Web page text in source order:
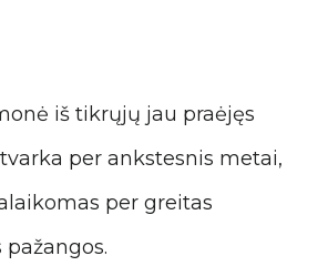
iš tikrųjų jau praėjęs
per ankstesnis metai,
per greitas